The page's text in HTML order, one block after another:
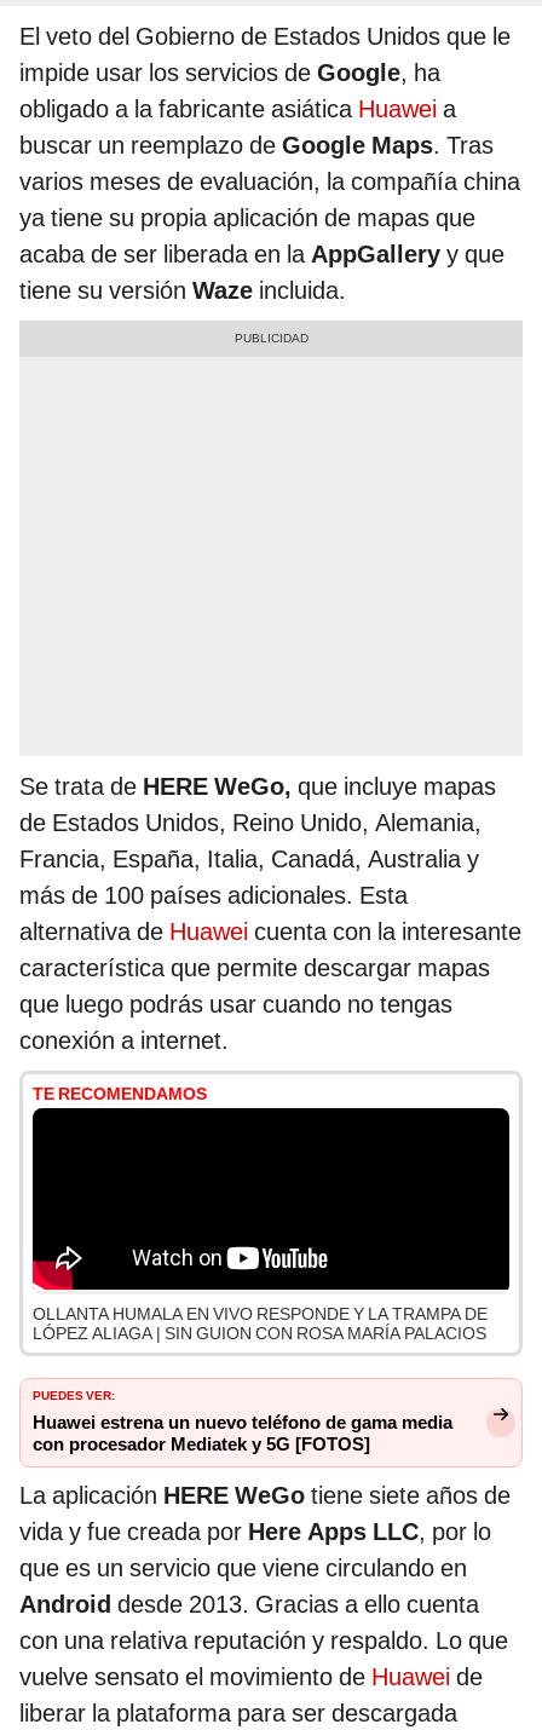
El veto del Gobierno de Estados Unidos que le
impide usar los servicios de Google, ha
obligado a la fabricante asiática Huawei a
buscar un reemplazo de Google Maps. Tras
varios meses de evaluación, la compañía china
ya tiene su propia aplicación de mapas que
acaba de ser liberada en laAppGallery y que
tiene su versión Waze incluida.
Se trata de HERE WeGo, que incluye mapas
de Estados Unidos, Reino Unido, Alemania,
Francia, España, Italia, Canadá, Australia y
más de 100 países adicionales. Esta
alternativa de Huawei cuenta con la interesante
característica que permite descargar mapas
que luego podrás usar cuando no tengas
conexión a internet.
TE RECOMENDAMOS
OLLANTA HUMALA EN VIVO RESPONDE Y LA TRAMPA DE
LÓPEZ ALIAGA | SIN GUION CON ROSA MARÍA PALACIOS
PUEDES VER:
Huawei estrena un nuevo teléfono de gama media
con procesador Mediatek y 5G [FOTOS]
La aplicación HERE WeGo tiene siete años de
vida y fue creada por Here Apps LLC, por lo
que es un servicio que viene circulando en
Android desde 2013. Gracias a ello cuenta
con una relativa reputación y respaldo. Lo que
vuelve sensato el movimiento de Huawei de
liberar la plataforma para ser descargada